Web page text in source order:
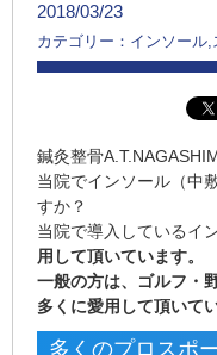
2018/03/23
カテゴリー：インソール
鍼灸整骨
当院でインソール（中
すか？
当院で導入しているイ
用して頂いています。
一般の方は、ゴルフ・
多くに愛用して頂いて
多くのプロスポ